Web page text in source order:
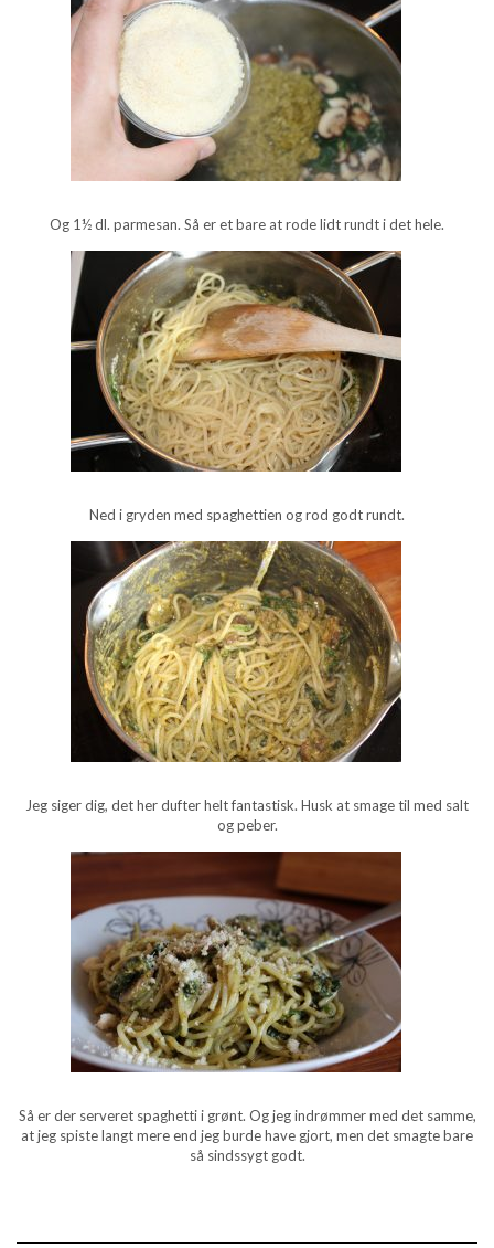
Og 1½ dl. parmesan. Så er et bare at rode lidt rundt i det hele.
Ned i gryden med spaghettien og rod godt rundt.
Jeg siger dig, det her dufter helt fantastisk. Husk at smage til med salt
og peber.
Så er der serveret spaghetti i grønt. Og jeg indrømmer med det samme,
at jeg spiste langt mere end jeg burde have gjort, men det smagte bare
så sindssygt godt.